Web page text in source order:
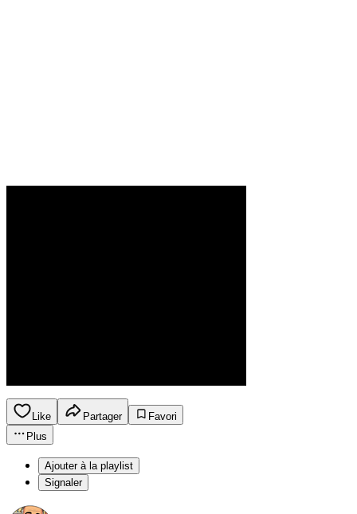
Like Partager
Favori
Plus
Ajouter à la playlist
Signaler